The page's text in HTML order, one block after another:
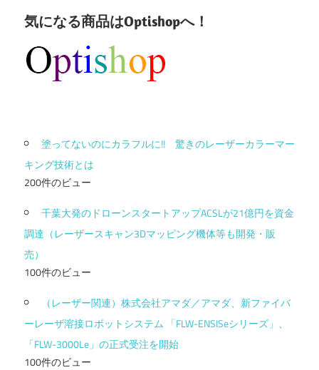
気になる商品はOptishopへ！
塗ってないのにカラフルに!! 驚きのレーザーカラーマー
キング技術とは
200件のビュー
千葉大発のドローンスタートアップACSLが21億円を資金
調達（レーザースキャン3Dマッピング機体等も開発・販
売）
100件のビュー
（レーザー関連）株式会社アマダ／アマダ、新ファイバ
ーレーザ溶接ロボットシステム 「FLW-ENSISeシリーズ」、
「FLW-3000Le」の正式受注を開始
100件のビュー